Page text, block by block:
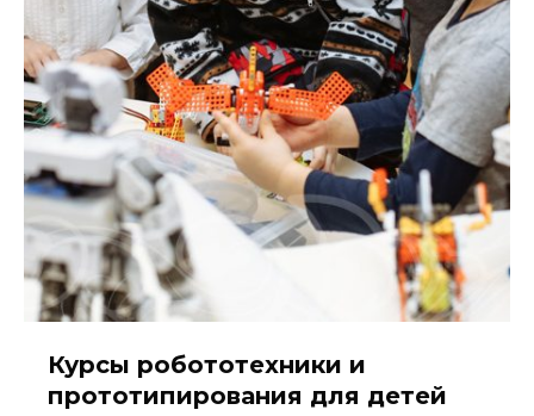
Курсы робототехники и
прототипирования для детей